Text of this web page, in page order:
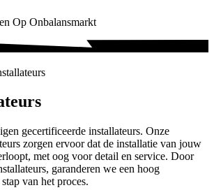
gecertificeerde installateurs. Onze
zorgen ervoor dat de installatie van jouw
met oog voor detail en service. Door
garanderen we een hoog
van het proces.